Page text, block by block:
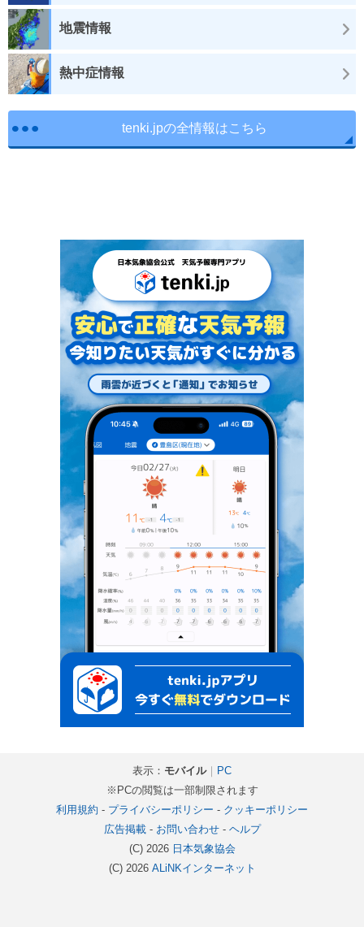
地震情報
熱中症情報
tenki.jpの全情報はこちら
表示： モバイル｜
PC
※PCの閲覧は一部制限されます
利用規約 - プライバシーポリシー - クッキーポリシー
広告掲載- お問い合わせ- ヘルプ
(C) 2026 日本気象協会
(C) 2026 ALiNKインターネット